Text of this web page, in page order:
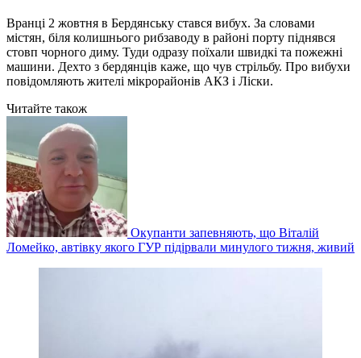
Вранці 2 жовтня в Бердянську стався вибух. За словами
містян, біля колишнього рибзаводу в районі порту піднявся
стовп чорного диму. Туди одразу поїхали швидкі та пожежні
машини. Дехто з бердянців каже, що чув стрільбу. Про вибухи
повідомляють жителі мікрорайонів АКЗ і Ліски.
Читайте також
Окупанти запевняють, що Віталій
Ломейко, автівку якого ГУР підірвали минулого тижня, живий